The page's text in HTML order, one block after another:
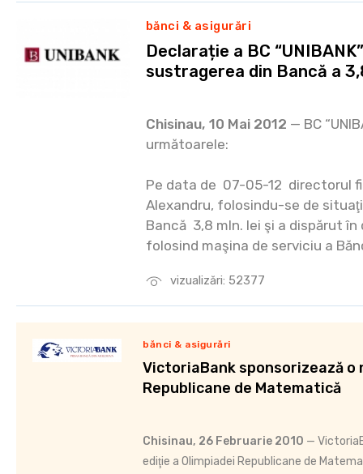
vizualizări: 52377
bănci & asigurări
Declarație a BC
sustragerea din Bancă a
Chisinau, 10 Mai 2012 — BC
următoarele:
Pe data de 07-05-12 directorul
Alexandru, folosindu-se de
Bancă 3,8 mln. lei şi a dispărut
folosind maşina de serviciu a
bănci & asigurări
VictoriaBank sponsorizează o
Republicane de Matematică
Chisinau, 26 Februarie 2010 —
ediţie a Olimpiadei Republicane de